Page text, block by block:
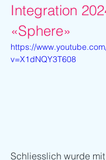
Integration
«Sphere»
https://
v=X1dNQY3T608
Schliesslich wurde